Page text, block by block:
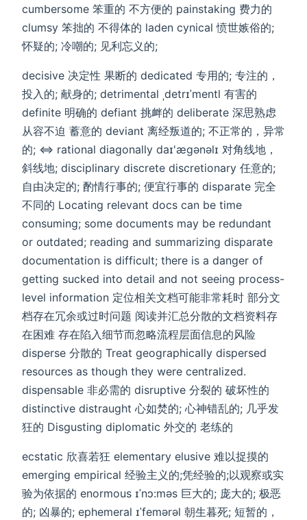
cumbersome 笨重的 不方便的 painstaking 费力的
clumsy 笨拙的 不得体的 laden cynical 愤世嫉俗的;
怀疑的; 冷嘲的; 见利忘义的;
decisive 决定性 果断的 dedicated 专用的; 专注的，
投入的; 献身的; detrimental ˌdetrɪˈmentl 有害的
definite 明确的 defiant 挑衅的 deliberate 深思熟虑
从容不迫 蓄意的 deviant 离经叛道的; 不正常的，异常
的; <=> rational diagonally daɪ'æɡənəlɪ 对角线地，
斜线地; disciplinary discrete discretionary 任意的;
自由决定的; 酌情行事的; 便宜行事的 disparate 完全
不同的 Locating relevant docs can be time
consuming; some documents may be redundant
or outdated; reading and summarizing disparate
documentation is difficult; there is a danger of
getting sucked into detail and not seeing process-
level information 定位相关文档可能非常耗时 部分文
档存在冗余或过时问题 阅读并汇总分散的文档资料存
在困难 存在陷入细节而忽略流程层面信息的风险
disperse 分散的 Treat geographically dispersed
resources as though they were centralized.
dispensable 非必需的 disruptive 分裂的 破坏性的
distinctive distraught 心如焚的; 心神错乱的; 几乎发
狂的 Disgusting diplomatic 外交的 老练的
ecstatic 欣喜若狂 elementary elusive 难以捉摸的
emerging empirical 经验主义的;凭经验的;以观察或实
验为依据的 enormous ɪˈnɔ:məs 巨大的; 庞大的; 极恶
的; 凶暴的; ephemeral ɪˈfemərəl 朝生暮死; 短暂的，